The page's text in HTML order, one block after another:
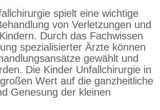
spielt eine wichtige
von Verletzungen und
Durch das Fachwissen
spezialisierter Ärzte können
gewählt und
Die Kinder Unfallchirurgie in
Wert auf die ganzheitliche
Genesung der kleinen